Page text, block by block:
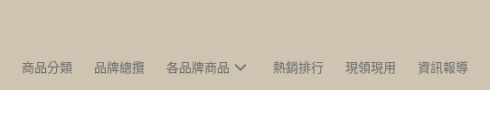
商品分類 品牌總攬 各品牌商品 熱銷排行 現領現用 資訊報導